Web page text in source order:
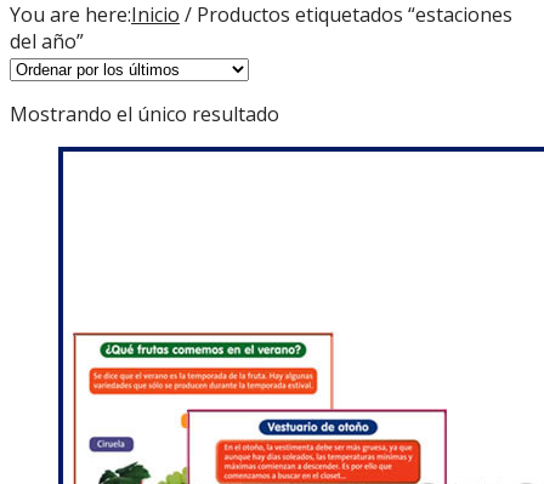
You are here:Inicio / Productos etiquetados “estaciones
del año”
Mostrando el único resultado